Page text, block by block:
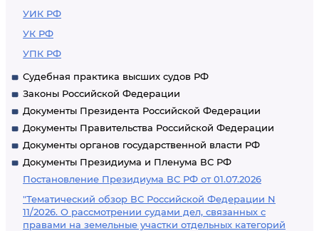
УИК РФ
УК РФ
УПК РФ
Судебная практика высших судов РФ
Законы Российской Федерации
Документы Президента Российской Федерации
Документы Правительства Российской Федерации
Документы органов государственной власти РФ
Документы Президиума и Пленума ВС РФ
Постановление Президиума ВС РФ от 01.07.2026
"Тематический обзор ВС Российской Федерации N
11/2026. О рассмотрении судами дел, связанных с
правами на земельные участки отдельных категорий